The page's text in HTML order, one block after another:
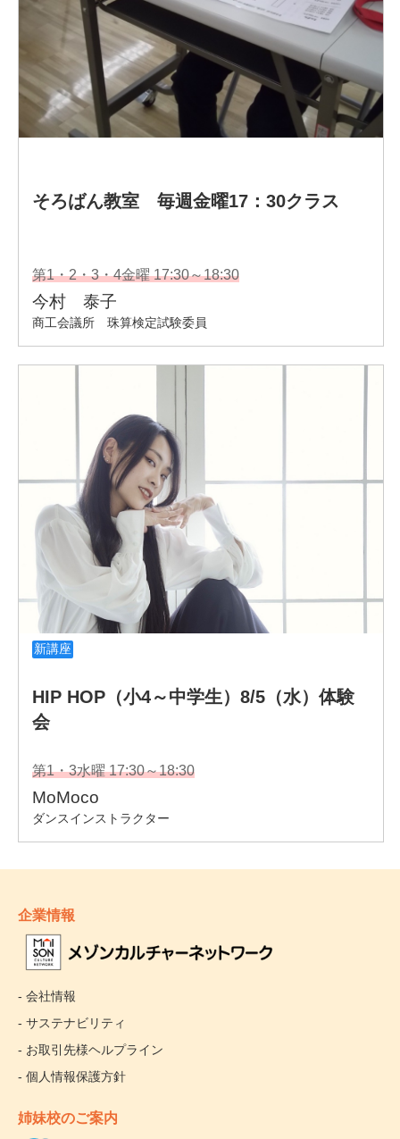
企業情報
- 会社情報
- サステナビリティ
- お取引先様ヘルプライン
- 個人情報保護方針
姉妹校のご案内